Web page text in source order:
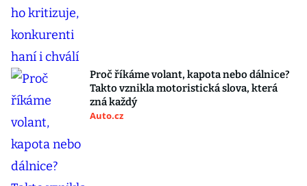
Proč říkáme volant, kapota nebo dálnice?
Takto vznikla motoristická slova, která
zná každý
Auto.cz